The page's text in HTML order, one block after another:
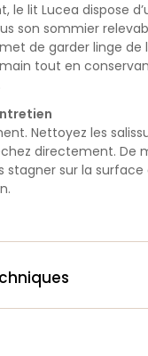
le lit Lucea dispose
son sommier
de garder linge de
tout en
Nettoyez les
directement. De
stagner sur la